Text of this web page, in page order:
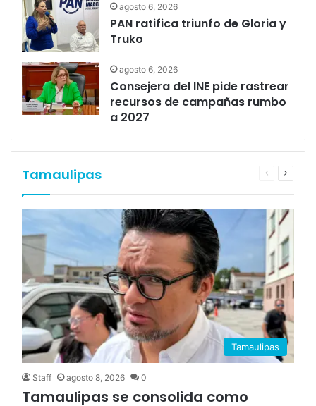
agosto 6, 2026
PAN ratifica triunfo de Gloria y
Truko
agosto 6, 2026
Consejera del INE pide rastrear
recursos de campañas rumbo
a 2027
Tamaulipas
Noticia
Tamaulipas
Staff agosto 8, 2026 0
Tamaulipas se consolida como